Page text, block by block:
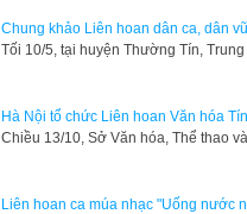
Chung khảo Liên hoan dân ca, dân
Tối 10/5, tại huyện Thường Tín,
Hà Nội tổ chức Liên hoan Văn hóa
​Chiều 13/10, Sở Văn hóa, Thể thao
Liên hoan ca múa nhạc "Uống nước